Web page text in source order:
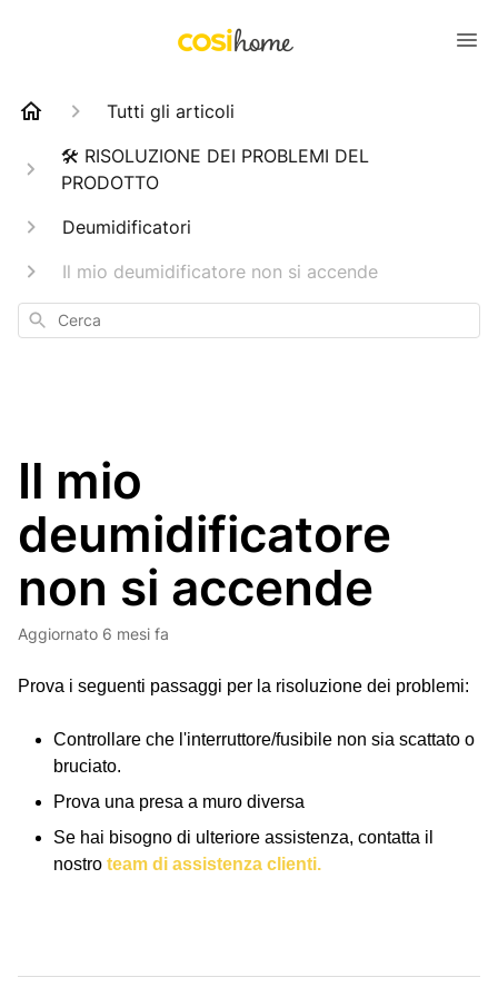
Tutti gli articoli
🛠️ RISOLUZIONE DEI PROBLEMI DEL
PRODOTTO
Deumidificatori
Il mio deumidificatore non si accende
Cerca
Il mio
deumidificatore
non si accende
Aggiornato 6 mesi fa
Prova i seguenti passaggi per la risoluzione dei problemi:
Controllare che l'interruttore/fusibile non sia scattato o
bruciato.
Prova una presa a muro diversa
Se hai bisogno di ulteriore assistenza, contatta il
nostro team di assistenza clienti.